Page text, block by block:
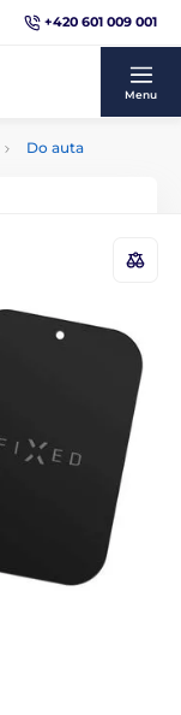
+420 601 009 001
Menu
Do auta